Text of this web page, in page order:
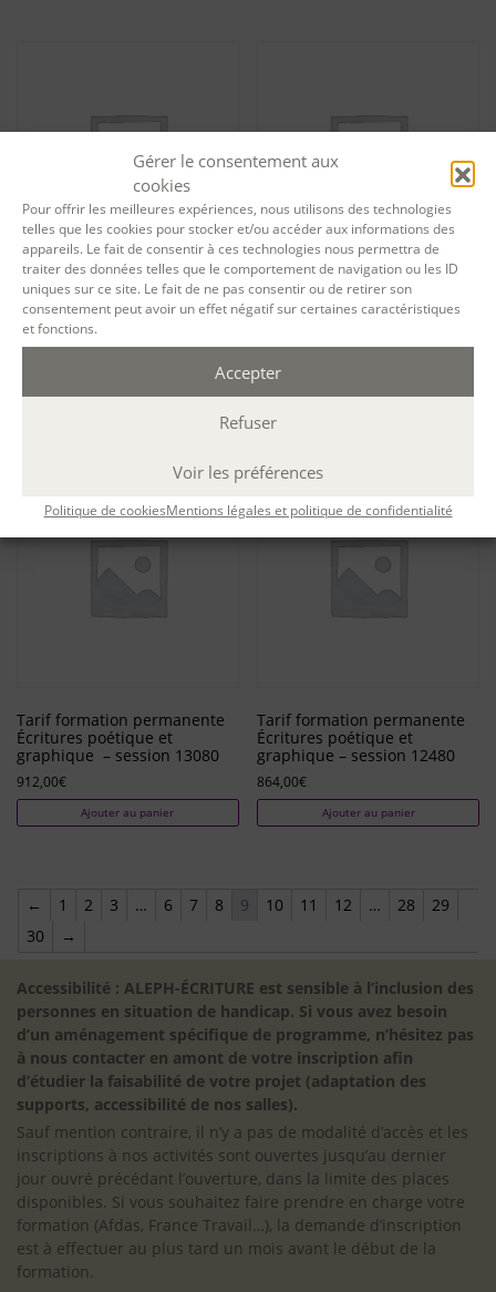
Gérer le consentement aux
cookies
Pour offrir les meilleures expériences, nous utilisons des technologies
telles que les cookies pour stocker et/ou accéder aux informations des
appareils. Le fait de consentir à ces technologies nous permettra de
traiter des données telles que le comportement de navigation ou les ID
uniques sur ce site. Le fait de ne pas consentir ou de retirer son
consentement peut avoir un effet négatif sur certaines caractéristiques
et fonctions.
Accepter
Refuser
Voir les préférences
Politique de cookiesMentions légales et politique de confidentialité
Tarif formation permanente
Écriture et photographie (par
e-mail) – session 12496
Tarif formation permanente
Écriture et yoga à l’Arbre aux
13473
1 643,00
Tarif formation permanente
Écritures poétique et
graphique – session 13080
912,00€
Ajouter au panier
Tarif formation permanente
Écritures poétique et
graphique – session 12480
864,00€
Ajouter au panier
← 1 2 3 … 6 7 8 9 10 11 12 … 28
29
30
→
Accessibilité : ALEPH-ÉCRITURE est sensible à l’inclusion des
personnes en situation de handicap. Si vous avez besoin
d’un aménagement spécifique de programme, n’hésitez pas
à nous contacter en amont de votre inscription afin
d’étudier la faisabilité de votre projet (adaptation des
supports, accessibilité de nos salles).
Sauf mention contraire, il n’y a pas de modalité d’accès et les
inscriptions à nos activités sont ouvertes jusqu’au dernier
jour ouvré précédant l’ouverture, dans la limite des places
disponibles. Si vous souhaitez faire prendre en charge votre
formation (Afdas, France Travail…), la demande d’inscription
est à effectuer au plus tard un mois avant le début de la
formation.